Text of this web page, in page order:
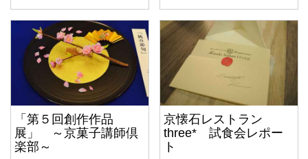
「第５回創作作品
展」 ～京菓子講師倶
楽部～
京懐石レストラン
three* 試食会レポー
ト